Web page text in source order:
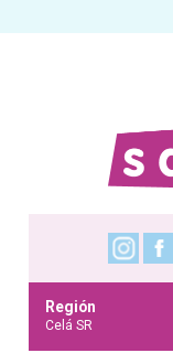
Región
Celá SR